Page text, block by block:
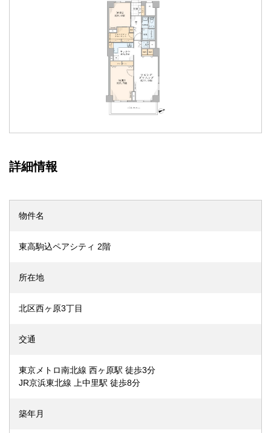
詳細情報
物件名
東高駒込ペアシティ 2階
所在地
北区西ヶ原3丁目
交通
東京メトロ南北線 西ヶ原駅 徒歩3分
JR京浜東北線 上中里駅 徒歩8分
築年月